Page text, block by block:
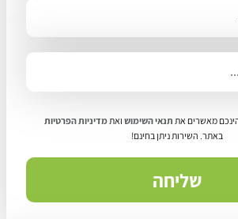
מאשרים את תנאי השימוש ואתמדיניות הפרטיות
באתר. השירות ניתן בחינם!